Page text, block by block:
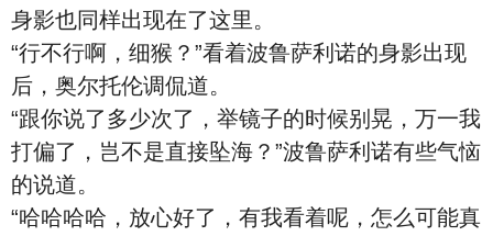
身影也同样出现在了这里。
“行不行啊，细猴？”看着波鲁萨利诺的身影出现
后，奥尔托伦调侃道。
“跟你说了多少次了，举镜子的时候别晃，万一我
打偏了，岂不是直接坠海？”波鲁萨利诺有些气恼
的说道。
“哈哈哈哈，放心好了，有我看着呢，怎么可能真